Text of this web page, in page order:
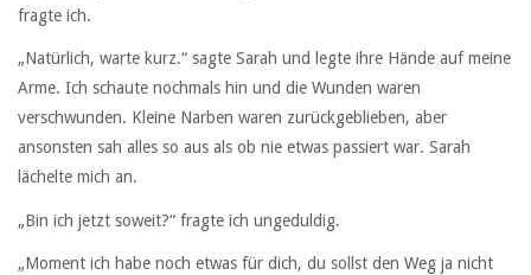
fragte ich.
„Natürlich, warte kurz.“ sagte Sarah und legte ihre Hände auf meine
Arme. Ich schaute nochmals hin und die Wunden waren
verschwunden. Kleine Narben waren zurückgeblieben, aber
ansonsten sah alles so aus als ob nie etwas passiert war. Sarah
lächelte mich an.
„Bin ich jetzt soweit?“ fragte ich ungeduldig.
„Moment ich habe noch etwas für dich, du sollst den Weg ja nicht